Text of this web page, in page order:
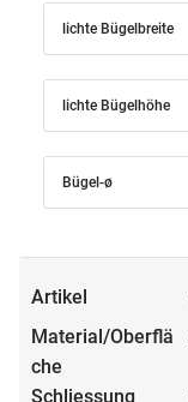
lichte Bügelbreite
lichte Bügelhöhe
Bügel-ø